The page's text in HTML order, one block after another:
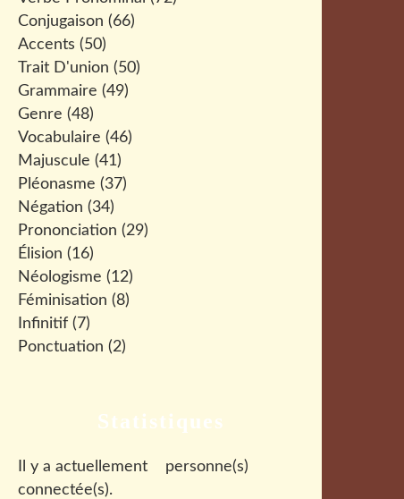
Conjugaison (66)
Accents (50)
Trait D'union (50)
Grammaire (49)
Genre (48)
Vocabulaire (46)
Majuscule (41)
Pléonasme (37)
Négation (34)
Prononciation (29)
Élision (16)
Néologisme (12)
Féminisation (8)
Infinitif (7)
Ponctuation (2)
Statistiques
Il y a actuellement
personne(s)
connectée(s).